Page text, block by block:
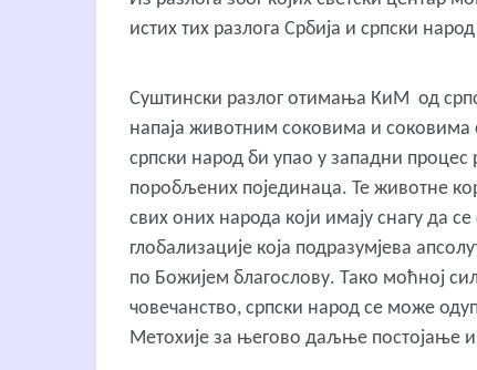
истих тих разлога Србија и српски
Суштински разлог отимања КиМ од
напаја животним соковима и соковима
српски народ би упао у западни
поробљених појединаца. Те животне
свих оних народа који имају снагу да
глобализације која подразумјева
по Божијем благослову. Тако моћној
човечанство, српски народ се може
Метохије за његово даљње постојање и